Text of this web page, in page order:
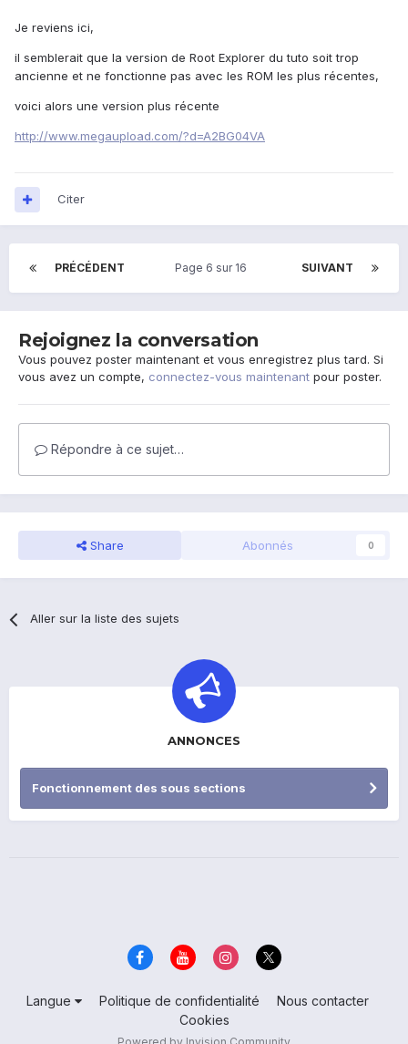
Je reviens ici,
il semblerait que la version de Root Explorer du tuto soit trop
ancienne et ne fonctionne pas avec les ROM les plus récentes,
voici alors une version plus récente
http://www.megaupload.com/?d=A2BG04VA
Citer
PRÉCÉDENT SUIVANT
Page 6 sur 16
Rejoignez la conversation
Vous pouvez poster maintenant et vous enregistrez plus tard. Si
vous avez un compte, connectez-vous maintenant pour poster.
Répondre à ce sujet…
Share Abonnés 0
Aller sur la liste des sujets
ANNONCES
Fonctionnement des sous sections
Langue Politique de confidentialité
Nous contacter
Cookies